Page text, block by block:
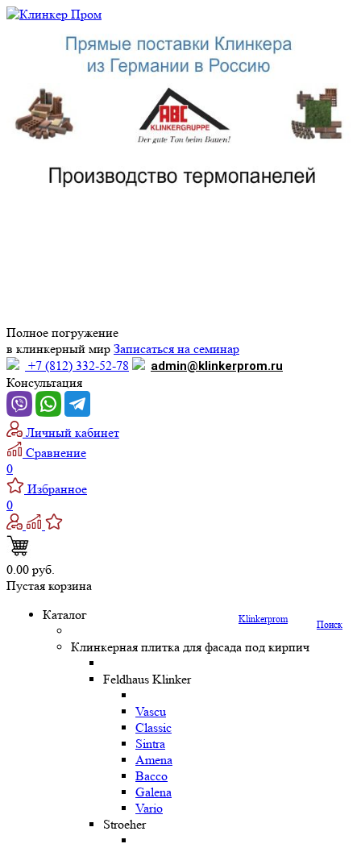
Полное погружение
в клинкерный мир Записаться на семинар
+7 (812) 332-52-78
admin@klinkerprom.ru
Консультация
Личный кабинет
Сравнение
0
Избранное
0
0.00 руб.
Пустая корзина
Поиск
Klinkerprom
Каталог
Клинкерная плитка для фасада под кирпич
Feldhaus Klinker
Vascu
Classic
Sintra
Amena
Bacco
Galena
Vario
Stroeher